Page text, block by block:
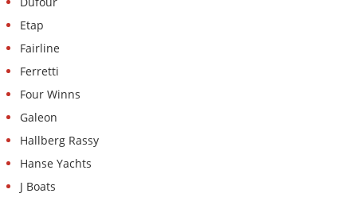
Etap
Fairline
Ferretti
Four Winns
Galeon
Hallberg Rassy
Hanse Yachts
J Boats